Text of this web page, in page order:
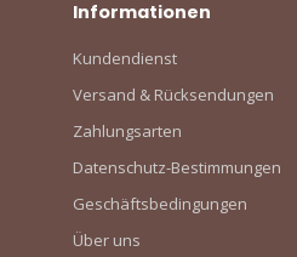
Informationen
Kundendienst
Versand & Rücksendungen
Zahlungsarten
Datenschutz-Bestimmungen
Geschäftsbedingungen
Über uns